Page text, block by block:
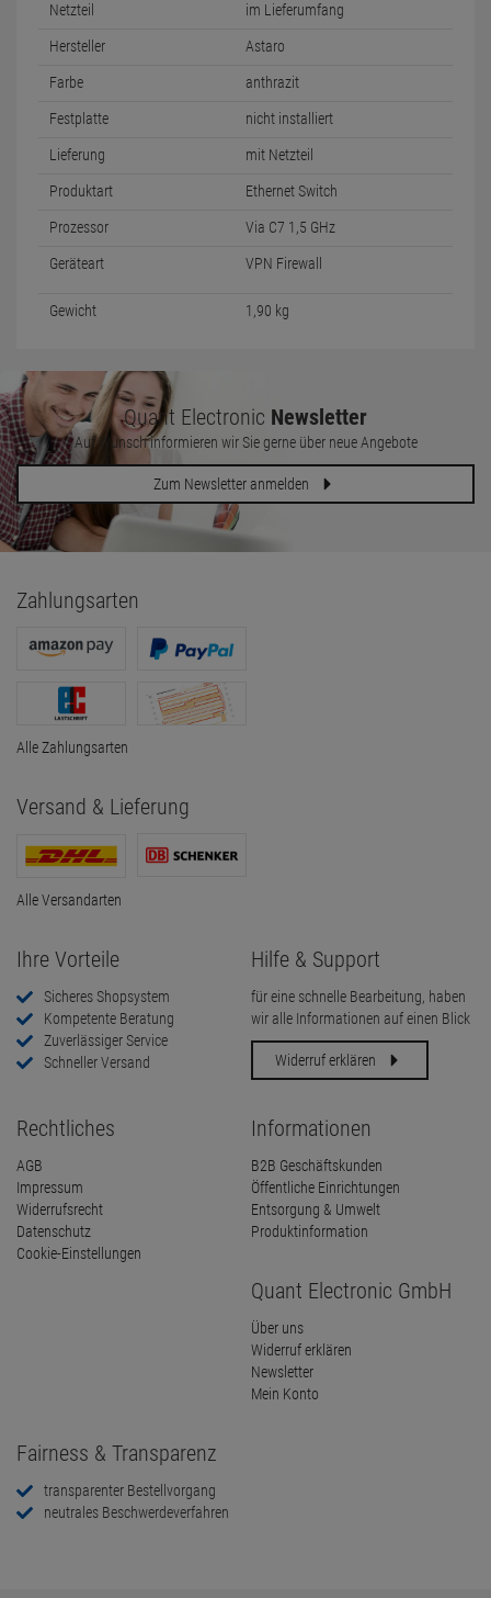
Netzteil im Lieferumfang
Hersteller Astaro
Farbe anthrazit
Festplatte nicht installiert
Lieferung mit Netzteil
Produktart Ethernet Switch
Prozessor Via C7 1,5 GHz
Geräteart VPN Firewall
Gewicht 1,90 kg
Quant Electronic Newsletter
Auf Wunsch informieren wir Sie gerne über neue Angebote
Zum Newsletter anmelden
Zahlungsarten
Alle Zahlungsarten
Versand & Lieferung
Alle Versandarten
Ihre Vorteile
Sicheres Shopsystem
Kompetente Beratung
Zuverlässiger Service
Schneller Versand
Hilfe & Support
für eine schnelle Bearbeitung, haben
wir alle Informationen auf einen Blick
Widerruf erklären
Rechtliches
AGB
Impressum
Widerrufsrecht
Datenschutz
Cookie-Einstellungen
Informationen
B2B Geschäftskunden
Öffentliche Einrichtungen
Entsorgung & Umwelt
Produktinformation
Quant Electronic GmbH
Über uns
Widerruf erklären
Newsletter
Mein Konto
Fairness & Transparenz
transparenter Bestellvorgang
neutrales Beschwerdeverfahren